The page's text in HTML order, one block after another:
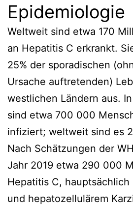
Epidemiologie
Weltweit sind etwa 170
an Hepatitis C erkrankt.
25% der sporadischen
Ursache auftretenden)
westlichen Ländern aus.
sind etwa 700 000
infiziert; weltweit sind es
Nach Schätzungen der
Jahr 2019 etwa 290 000
Hepatitis C, hauptsächlich
und hepatozellulärem